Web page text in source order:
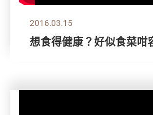
2016.03.15
想食得健康？好似食菜咁